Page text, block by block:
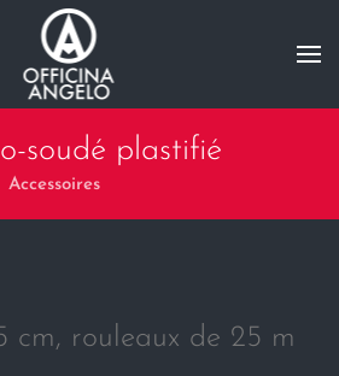
soudé plastifié
Accessoires
cm, rouleaux de 25 m